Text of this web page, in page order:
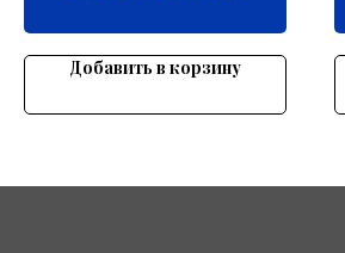
Добавить в корзину